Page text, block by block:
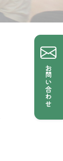
お問い合わせ